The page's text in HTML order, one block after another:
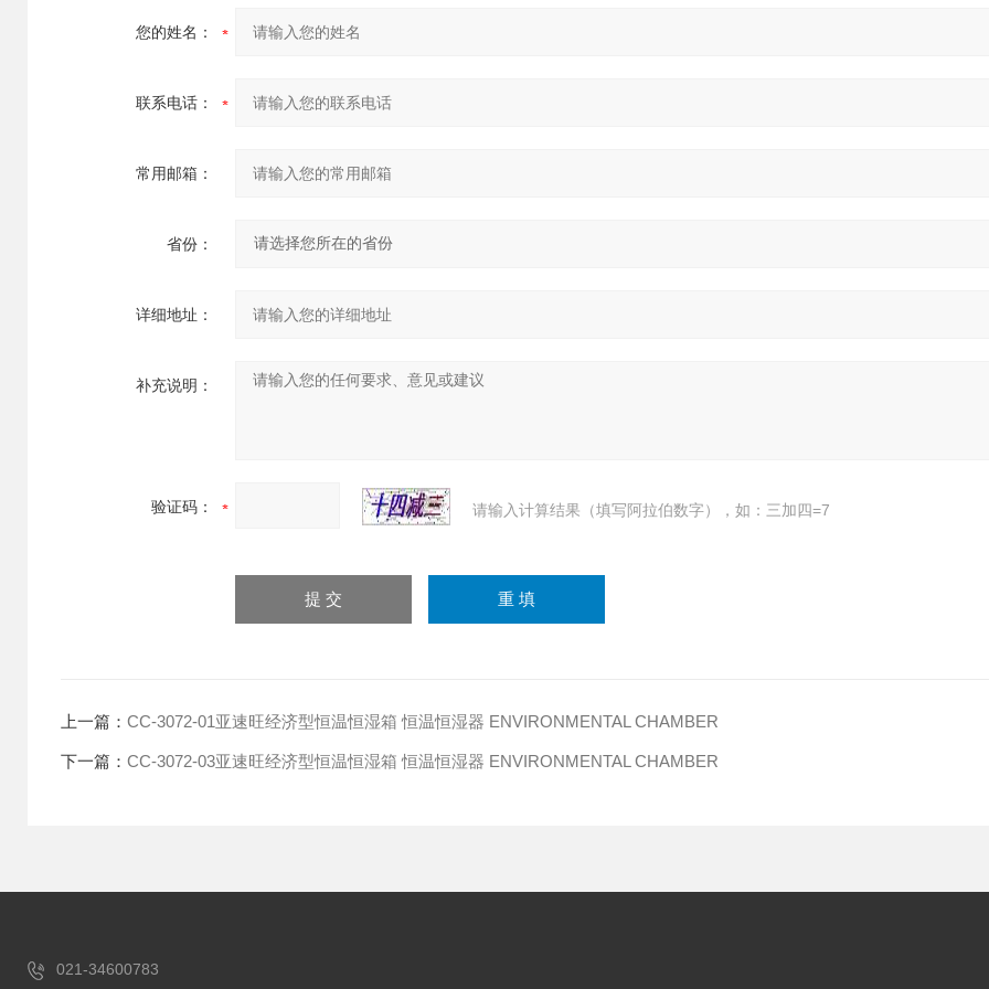
您的姓名：
联系电话：
常用邮箱：
省份：
详细地址：
补充说明：
验证码： 请输入计算结果（填写阿拉伯数字），如：三加四=7
上一篇： CC-3072-01亚速旺经济型恒温恒湿箱 恒温恒湿器 ENVIRONMENTAL CHAMBER
下一篇： CC-3072-03亚速旺经济型恒温恒湿箱 恒温恒湿器 ENVIRONMENTAL CHAMBER
021-34600783